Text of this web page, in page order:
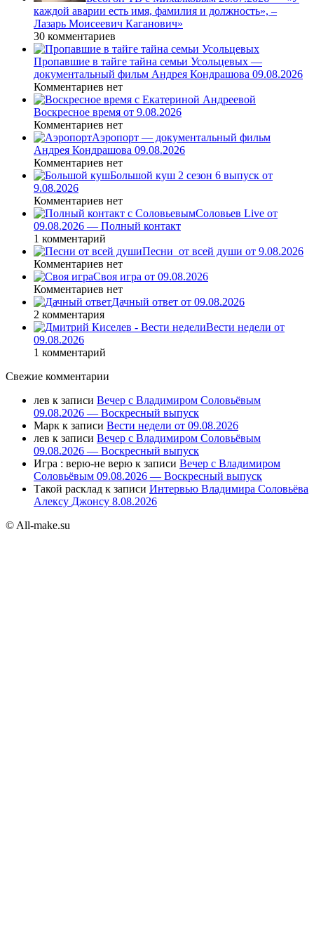
каждой аварии есть имя, фамилия и должность», –
Лазарь Моисеевич Каганович»
30 комментариев
Пропавшие в тайге тайна семьи Усольцевых —
документальный фильм Андрея Кондрашова 09.08.2026
Комментариев нет
Воскресное время от 9.08.2026
Комментариев нет
Аэропорт — документальный фильм
Андрея Кондрашова 09.08.2026
Комментариев нет
Большой куш 2 сезон 6 выпуск от
9.08.2026
Комментариев нет
Соловьев Live от
09.08.2026 — Полный контакт
1 комментарий
Песни_от всей души от 9.08.2026
Комментариев нет
Своя игра от 09.08.2026
Комментариев нет
Дачный ответ от 09.08.2026
2 комментария
Вести недели от
09.08.2026
1 комментарий
Свежие комментарии
лев к записи Вечер с Владимиром Соловьёвым
09.08.2026 — Воскресный выпуск
Марк к записи Вести недели от 09.08.2026
лев к записи Вечер с Владимиром Соловьёвым
09.08.2026 — Воскресный выпуск
Игра : верю-не верю к записи Вечер с Владимиром
Соловьёвым 09.08.2026 — Воскресный выпуск
Такой расклад к записи Интервью Владимира Соловьёва
Алексу Джонсу 8.08.2026
© All-make.su